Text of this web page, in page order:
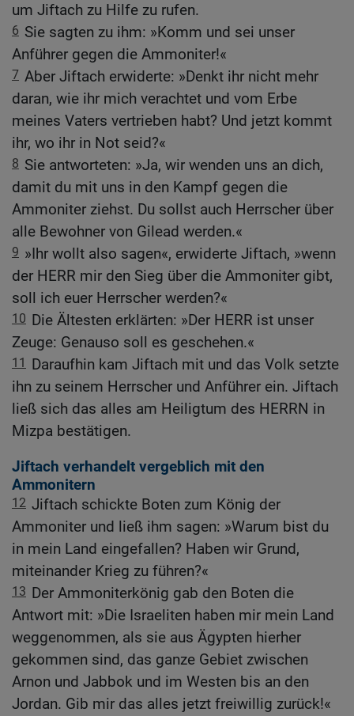
um Jiftach zu Hilfe zu rufen.
6 Sie sagten zu ihm: »Komm und sei unser
Anführer gegen die Ammoniter!«
7 Aber Jiftach erwiderte: »Denkt ihr nicht mehr
daran, wie ihr mich verachtet und vom Erbe
meines Vaters vertrieben habt? Und jetzt kommt
ihr, wo ihr in Not seid?«
8 Sie antworteten: »Ja, wir wenden uns an dich,
damit du mit uns in den Kampf gegen die
Ammoniter ziehst. Du sollst auch Herrscher über
alle Bewohner von Gilead werden.«
9 »Ihr wollt also sagen«, erwiderte Jiftach, »wenn
der HERR mir den Sieg über die Ammoniter gibt,
soll ich euer Herrscher werden?«
10 Die Ältesten erklärten: »Der HERR ist unser
Zeuge: Genauso soll es geschehen.«
11 Daraufhin kam Jiftach mit und das Volk setzte
ihn zu seinem Herrscher und Anführer ein. Jiftach
ließ sich das alles am Heiligtum des HERRN in
Mizpa bestätigen.
Jiftach verhandelt vergeblich mit den
Ammonitern
12 Jiftach schickte Boten zum König der
Ammoniter und ließ ihm sagen: »Warum bist du
in mein Land eingefallen? Haben wir Grund,
miteinander Krieg zu führen?«
13 Der Ammoniterkönig gab den Boten die
Antwort mit: »Die Israeliten haben mir mein Land
weggenommen, als sie aus Ägypten hierher
gekommen sind, das ganze Gebiet zwischen
Arnon und Jabbok und im Westen bis an den
Jordan. Gib mir das alles jetzt freiwillig zurück!«